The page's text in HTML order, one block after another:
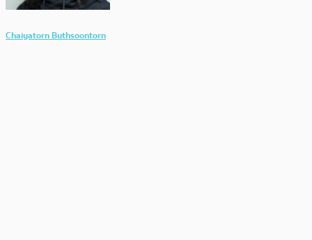
Chaiyatorn Buthsoontorn